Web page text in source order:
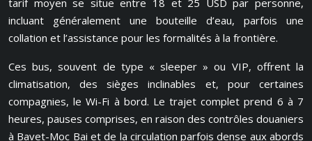
incluant généralement une bouteille d’eau, parfois une
collation et l’assistance pour les formalités à la frontière.
Ces bus, souvent de type « sleeper » ou VIP, offrent la
climatisation, des sièges inclinables et, pour certaines
compagnies, le Wi-Fi à bord. Le trajet complet prend 6 à 7
heures, pauses comprises, en raison des contrôles douaniers
à Bavet-Moc Bai et de la circulation parfois dense aux abords